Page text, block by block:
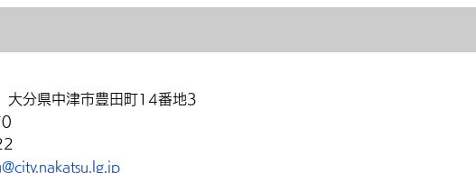
分県中津市豊田町14番地3